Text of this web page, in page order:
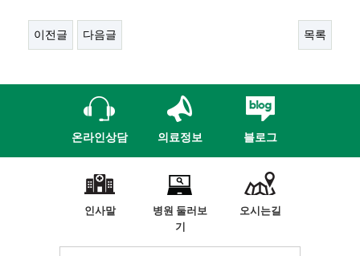
이전글 다음글 목록
온라인상담 의료정보 블로그
인사말
병원 둘러보
기
오시는길